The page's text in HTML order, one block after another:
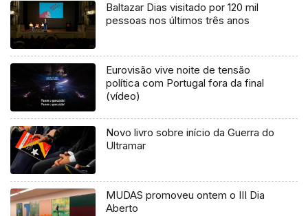
Baltazar Dias visitado por 120 mil
pessoas nos últimos três anos
Eurovisão vive noite de tensão
política com Portugal fora da final
(vídeo)
Novo livro sobre início da Guerra do
Ultramar
MUDAS promoveu ontem o III Dia
Aberto